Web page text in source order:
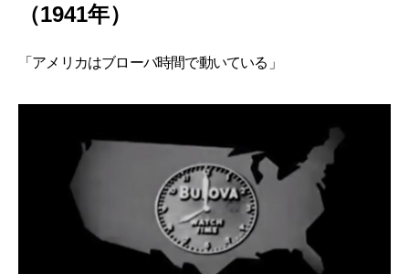
（1941年）
「アメリカはブローバ時間で動いている」